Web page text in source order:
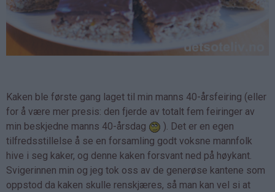
Kaken ble første gang laget til min manns 40-årsfeiring (eller
for å være mer presis: den fjerde av totalt fem feiringer av
min beskjedne manns 40-årsdag
). Det er en egen
tilfredsstillelse å se en forsamling godt voksne mannfolk
hive i seg kaker, og denne kaken forsvant ned på høykant.
Svigerinnen min og jeg tok oss av de generøse kantene som
oppstod da kaken skulle renskjæres, så man kan vel si at